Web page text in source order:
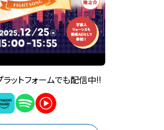
ットフォームでも配信中!!